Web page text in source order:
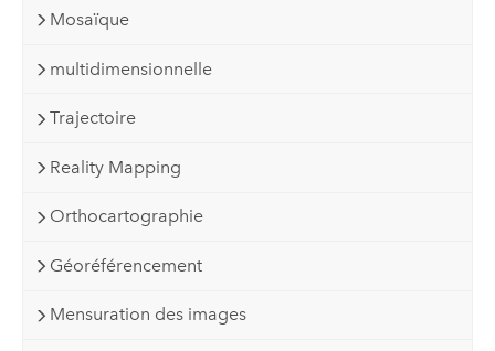
Mosaïque
multidimensionnelle
Trajectoire
Reality Mapping
Orthocartographie
Géoréférencement
Mensuration des images